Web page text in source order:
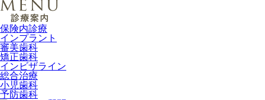
保険内診療
インプラント
審美歯科
矯正歯科
インビザライン
総合治療
小児歯科
予防歯科